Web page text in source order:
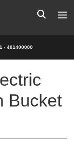
- 401400000
Bucket